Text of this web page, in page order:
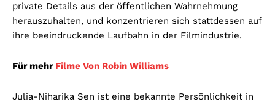
private Details aus der öffentlichen Wahrnehmung
herauszuhalten, und konzentrieren sich stattdessen auf
ihre beeindruckende Laufbahn in der Filmindustrie.
Für mehr Filme Von Robin Williams
Julia-Niharika Sen ist eine bekannte Persönlichkeit in